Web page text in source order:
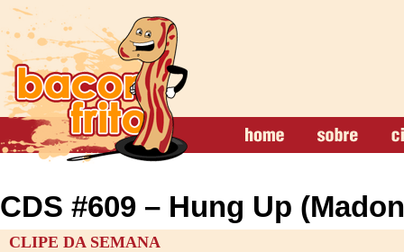
CDS #609 – Hung Up
CLIPE DA SEMANA